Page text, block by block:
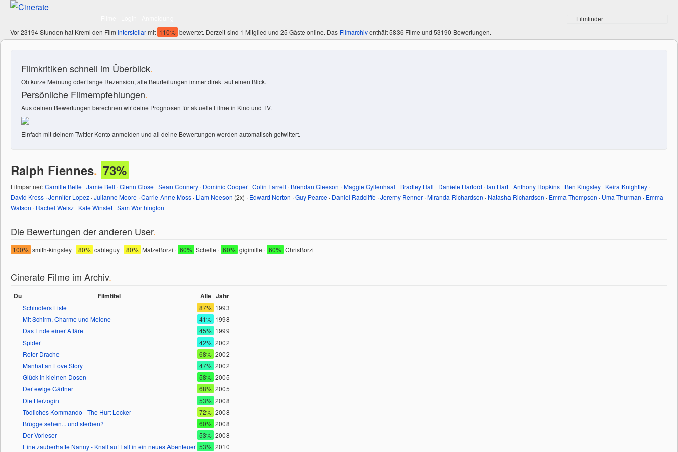
Vor 23194 Stunden hat Kreml den Film Interstellarmit 110% bewertet. Derzeit sind 1 Mitglied und 25 Gäste online. Das Filmarchiventhält 5836 Filme und 53190 Bewertungen.
Filmkritiken schnell im Überblick.
Ob kurze Meinung oder lange Rezension, alle Beurteilungen immer direkt auf einen Blick.
Persönliche Filmempfehlungen.
Aus deinen Bewertungen berechnen wir deine Prognosen für aktuelle Filme in Kino und TV.
Einfach mit deinem Twitter-Konto anmelden und all deine Bewertungen werden automatisch getwittert.
Ralph Fiennes. 73%
Filmpartner:Camille Belle ·Jamie Bell ·Glenn Close ·Sean Connery · Dominic Cooper ·Colin Farrell · Brendan Gleeson ·Maggie Gyllenhaal · Bradley Hall · Daniele Harford · Ian Hart ·Anthony Hopkins · Ben Kingsley · Keira Knightley ·
David Kross ·Jennifer Lopez ·Julianne Moore ·Carrie-Anne Moss · Liam Neeson (2x) · Edward Norton ·Guy Pearce · Daniel Radcliffe ·Jeremy Renner ·Miranda Richardson · Natasha Richardson · Emma Thompson · Uma Thurman · Emma
Watson · Rachel Weisz · Kate Winslet ·Sam Worthington
Die Bewertungen der anderen User.
100% smith-kingsley · 80% cableguy · 80% MatzeBorzi · 60% Schelle · 60% gigimille · 60% ChrisBorzi
Cinerate Filme im Archiv.
Du Filmtitel Alle Jahr
Schindlers Liste 87% 1993
Mit Schirm, Charme und Melone
41% 1998
Das Ende einer Affäre
45% 1999
Spider
42% 2002
Roter Drache
68% 2002
Manhattan Love Story
47% 2002
Glück in kleinen Dosen
58% 2005
Der ewige Gärtner
68% 2005
Die Herzogin
53% 2008
Tödliches Kommando - The Hurt Locker
72% 2008
Brügge sehen... und sterben?
60% 2008
Der Vorleser
53% 2008
Eine zauberhafte Nanny - Knall auf Fall in ein neues Abenteuer 53% 2010